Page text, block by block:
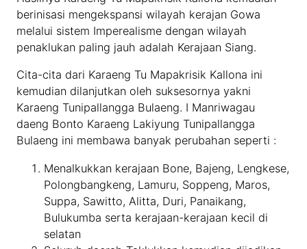
berinisasi mengekspansi wilayah kerajan Gowa
melalui sistem Imperealisme dengan wilayah
penaklukan paling jauh adalah Kerajaan Siang.
Cita-cita dari Karaeng Tu Mapakrisik Kallona ini
kemudian dilanjutkan oleh suksesornya yakni
Karaeng Tunipallangga Bulaeng. I Manriwagau
daeng Bonto Karaeng Lakiyung Tunipallangga
Bulaeng ini membawa banyak perubahan seperti :
Menalkukkan kerajaan Bone, Bajeng, Lengkese,
Polongbangkeng, Lamuru, Soppeng, Maros,
Suppa, Sawitto, Alitta, Duri, Panaikang,
Bulukumba serta kerajaan-kerajaan kecil di
selatan